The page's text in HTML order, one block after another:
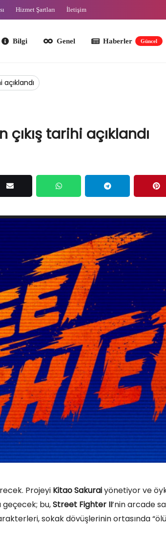
Hizmet Şartları İletişim
Genel Haberler İş
tarihi açıklandı
Projeyi Kitao Sakuraiyönetiyor ve
geçecek; bu,Street Fighter II’nin arcade
sokak dövüşlerinin ortasında